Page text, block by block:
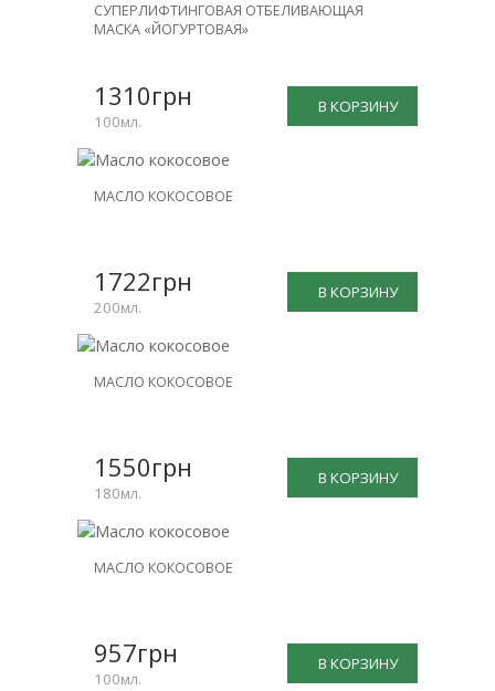
СУПЕРЛИФТИНГОВАЯ ОТБЕЛИВАЮЩАЯ
МАСКА «ЙОГУРТОВАЯ»
В КОРЗИНУ
1310грн
100мл.
МАСЛО КОКОСОВОЕ
В КОРЗИНУ
1722грн
200мл.
МАСЛО КОКОСОВОЕ
В КОРЗИНУ
1550грн
180мл.
МАСЛО КОКОСОВОЕ
В КОРЗИНУ
957грн
100мл.